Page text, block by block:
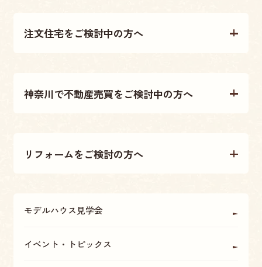
注文住宅をご検討中の方へ
施工事例
神奈川で不動産売買をご検討中の方へ
不動産情報
リフォームをご検討の方へ
モデルハウス見学会
イベント・トピックス